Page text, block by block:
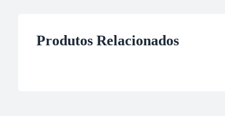
Produtos Relacionados